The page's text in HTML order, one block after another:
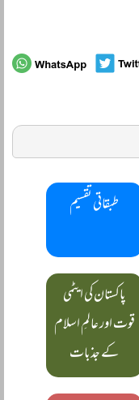
طبقاتی تقسیم
پاکستان کی ایٹمی
قوت اور عالمِ اسلام
کے جذبات